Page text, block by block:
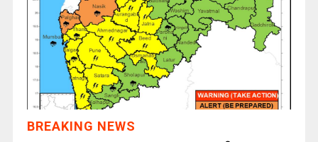
BREAKING NEWS